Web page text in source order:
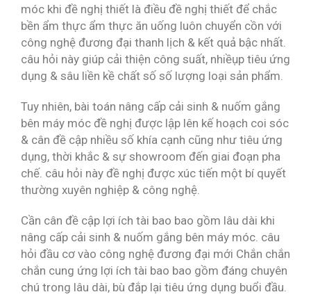
móc khi đề nghị thiết là điều đề nghị thiết để chắc
bền ẩm thực ẩm thực ăn uống luôn chuyển cồn với
công nghệ đương đại thanh lịch & kết quả bậc nhất.
câu hỏi này giúp cải thiện công suất, nhiềụp tiêu ứng
dụng & sâu liền kề chất số số lượng loại sản phẩm.
Tuy nhiên, bài toán nâng cấp cải sinh & nuốm gắng
bên máy móc đề nghị được lập lên kế hoạch coi sóc
& cân đề cập nhiều số khía cạnh cũng như tiêu ứng
dụng, thời khắc & sự showroom đến giai đoạn pha
chế. câu hỏi này đề nghị được xúc tiến một bí quyết
thường xuyên nghiệp & công nghệ.
Cần cân đề cập lợi ích tài bao bao gồm lâu dài khi
nâng cấp cải sinh & nuốm gắng bên máy móc. câu
hỏi đầu cơ vào công nghệ đương đại mới Chắn chắn
chắn cung ứng lợi ích tài bao bao gồm đáng chuyên
chú trong lâu dài, bù đắp lại tiêu ứng dụng buổi đầu.